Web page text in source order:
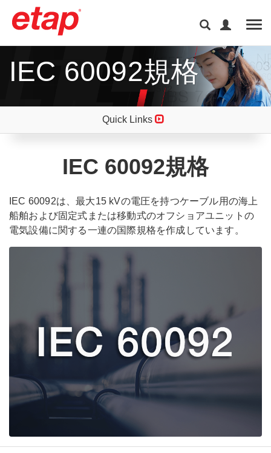
IEC 60092規格
Quick Links
IEC 60092規格
IEC 60092は、最大15 kVの電圧を持つケーブル用の海上
船舶および固定式または移動式のオフショアユニットの
電気設備に関する一連の国際規格を作成しています。